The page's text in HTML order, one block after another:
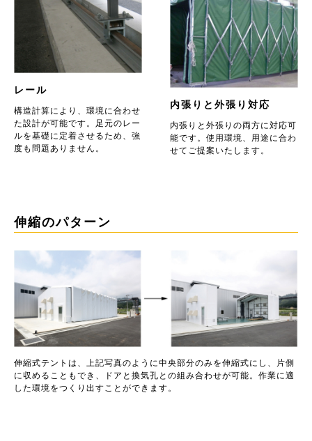
レール
構造計算により、環境に合わせ
た設計が可能です。足元のレー
ルを基礎に定着させるため、強
度も問題ありません。
内張りと外張り対応
内張りと外張りの両方に対応可
能です。使用環境、用途に合わ
せてご提案いたします。
伸縮のパターン
伸縮式テントは、上記写真のように中央部分のみを伸縮式にし、片側
に収めることもでき、ドアと換気孔との組み合わせが可能。作業に適
した環境をつくり出すことができます。